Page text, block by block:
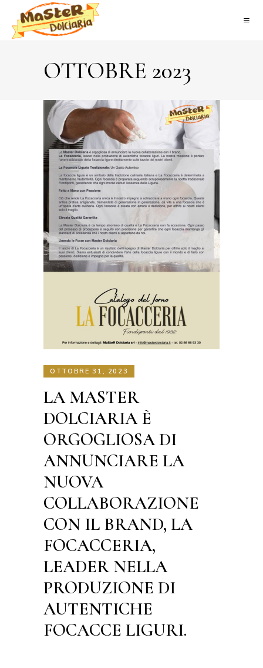
OTTOBRE 2023
OTTOBRE 31, 2023
LA MASTER
DOLCIARIA È
ORGOGLIOSA DI
ANNUNCIARE LA
NUOVA
COLLABORAZIONE
CON IL BRAND, LA
FOCACCERIA,
LEADER NELLA
PRODUZIONE DI
AUTENTICHE
FOCACCE LIGURI.